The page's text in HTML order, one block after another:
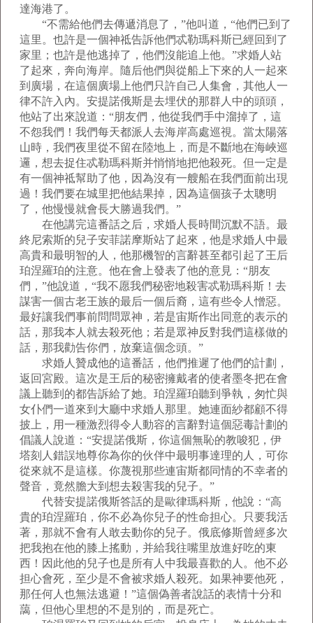
達海港了。
“不需給他們去傳遞消息了，”他叫道，“他們已到了
這里。也許是一個神祗告訴他們忒勒瑪科斯已經回到了
家里；也許是他逃掉了，他們沒能追上他。”求婚人站
了起來，奔向海岸。隨后他們與從船上下來的人一起來
到廣場，在這個廣場上他們只許自己人集會，其他人一
律不許入內。安提諾俄斯是去埋伏的那群人中的頭頭，
他站了出來說道：“朋友們，他從我們手中溜掉了，這
不怨我們！我們每天都派人去海岸高處巡視。當太陽落
山時，我們夜里從不留在陸地上，而是不斷地在海峽巡
邏，想去捉住忒勒瑪科斯并悄悄地把他殺死。但一定是
有一個神祗幫助了他，因為沒有一艘船在我們面前出現
過！我們要在城里把他結果掉，因為這個孩子太聰明
了，他慢慢就會長大勝過我們。”
在他講完這番話之后，求婚人長時間沉默不語。最
終尼索斯的兒子安菲諾摩斯站了起來，他是求婚人中最
高貴和最明智的人，他那機智的言辭甚至都引起了王后
珀涅羅珀的注意。他在會上發表了他的意見：“朋友
們，”他說道，“我不愿我們秘密地殺害忒勒瑪科斯！去
謀害一個古老王族的最后一個后裔，這有些令人憎惡。
最好讓我們事前問問眾神，若是宙斯作出同意的表示的
話，那我本人就去殺死他；若是眾神反對我們這樣做的
話，那我勸告你們，放棄這個念頭。”
求婚人贊成他的這番話，他們推遲了他們的計劃，
返回宮殿。這次是王后的秘密擁戴者的使者墨冬把在會
議上聽到的都告訴給了她。珀涅羅珀聽到爭執，匆忙與
女仆們一道來到大廳中求婚人那里。她連面紗都顧不得
披上，用一種激烈得令人動容的言辭對這個惡毒計劃的
倡議人說道：“安提諾俄斯，你這個無恥的教唆犯，伊
塔刻人錯誤地尊你為你的伙伴中最明事達理的人，可你
從來就不是這樣。你蔑視那些連宙斯都同情的不幸者的
聲音，竟然膽大到想去殺害我的兒子。”
代替安提諾俄斯答話的是歐律瑪科斯，他說：“高
貴的珀涅羅珀，你不必為你兒子的性命担心。只要我活
著，那就不會有人敢去動你的兒子。俄底修斯曾經多次
把我抱在他的膝上搖動，并給我往嘴里放進好吃的東
西！因此他的兒子也是所有人中我最喜歡的人。他不必
担心會死，至少是不會被求婚人殺死。如果神要他死，
那任何人也無法逃避！”這個偽善者說話的表情十分和
藹，但他心里想的不是別的，而是死亡。